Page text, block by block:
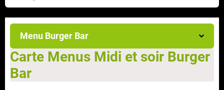
Menu Burger Bar
Carte Menus Midi et soir Burger
Bar